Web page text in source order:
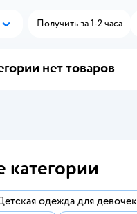
Получить за 1-2 часа
нет товаров
одежда для девочек